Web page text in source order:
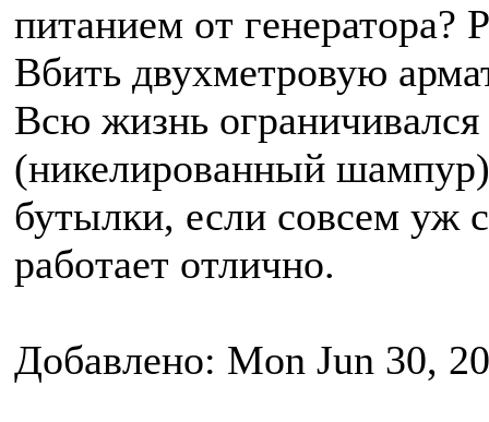
питанием от генератора?
Вбить двухметровую
Всю жизнь
(никелированный
бутылки, если совсем уж
работает отлично.
Добавлено: Mon Jun 30,